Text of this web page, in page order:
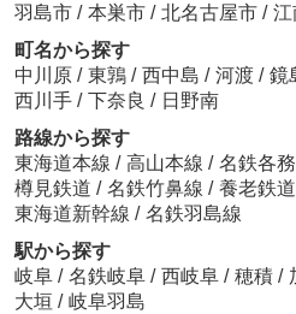
羽島市 / 本巣市 / 北名古屋市 / 江
町名から探す
中川原 / 東鶉 / 西中島 / 河渡 / 鏡
西川手 / 下奈良 / 日野南
路線から探す
東海道本線 / 高山本線 / 名鉄各
樽見鉄道 / 名鉄竹鼻線 / 養老鉄道
東海道新幹線 / 名鉄羽島線
駅から探す
岐阜 / 名鉄岐阜 / 西岐阜 / 穂積 /
大垣 / 岐阜羽島